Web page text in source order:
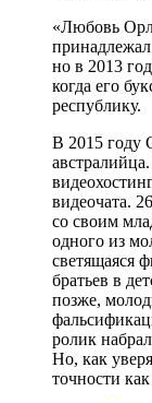
«Любовь
но в 2013
когда его
республику.
В 2015 году
видеочата.
со своим
одного из
светящаяся
братьев в
позже,
ролик
Но, как
точности